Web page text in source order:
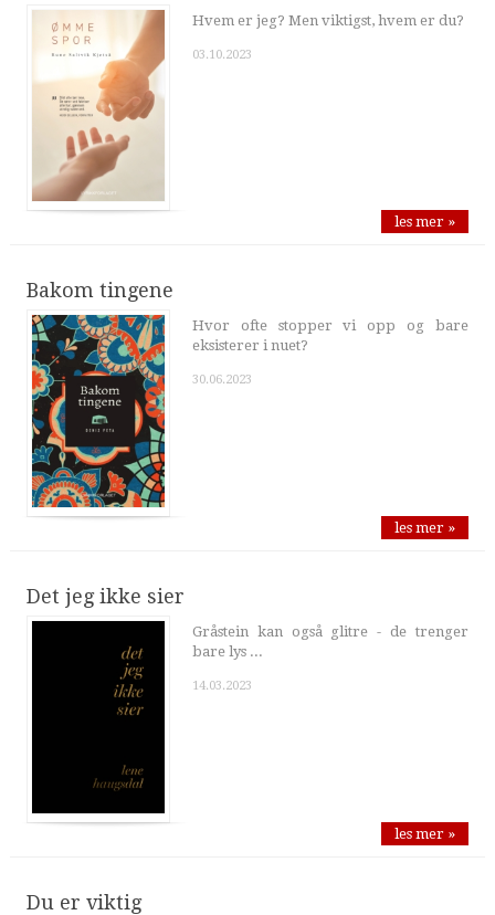
Hvem er jeg? Men viktigst, hvem er du?
03.10.2023
les mer »
Bakom tingene
Hvor ofte stopper vi opp og bare
eksisterer i nuet?
30.06.2023
les mer »
Det jeg ikke sier
Gråstein kan også glitre - de trenger
bare lys ...
14.03.2023
les mer »
Du er viktig